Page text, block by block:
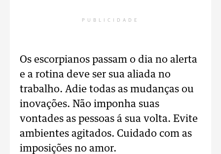
PUBLICIDADE
Os escorpianos passam o dia no alerta
e a rotina deve ser sua aliada no
trabalho. Adie todas as mudanças ou
inovações. Não imponha suas
vontades as pessoas á sua volta. Evite
ambientes agitados. Cuidado com as
imposições no amor.